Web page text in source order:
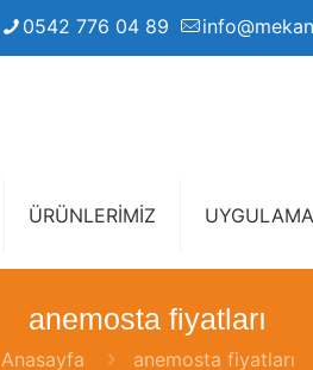
0542 776 04 89
ÜRÜNLERİMİZ
anemosta fiyatları
Anasayfa anemosta fiyatları